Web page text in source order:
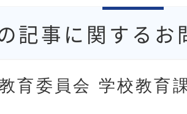
記事に関するお
育委員会 学校教育